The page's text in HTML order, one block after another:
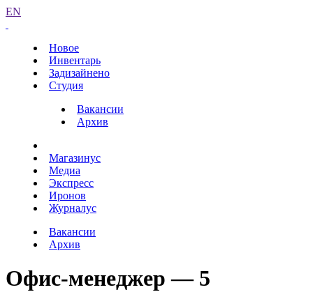
EN
Новое
Инвентарь
Задизайнено
Студия
Вакансии
Архив
Магазинус
Медиа
Экспресс
Иронов
Журналус
Вакансии
Архив
Офис-менеджер — 5